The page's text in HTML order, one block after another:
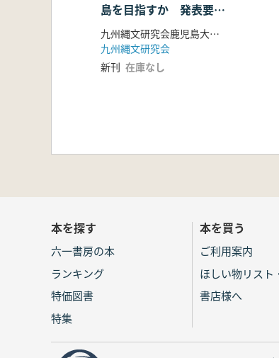
島を目指すか 発表要
九州縄文研究会鹿児島大会事務局 編
九州縄文研究会
新刊 在庫なし
本を探す
六一書房の本
ランキング
特価図書
特集
本を買う
ご利用案内
ほしい物リスト
書店様へ